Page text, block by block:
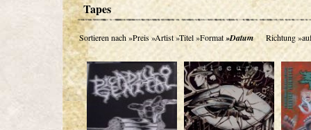
Tapes
Sortieren nach»Preis»Artist»Titel»Format»Datum Richtung